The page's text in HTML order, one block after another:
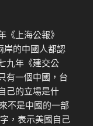
上海公報》
岸的中國人都認
九年《建交公
有一個中國，台
己的立場是什
不是中國的一部
，表示美國自己